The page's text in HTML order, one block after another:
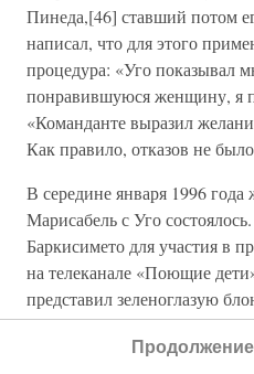
Пинеда,[46] ставший потом
написал, что для этого
процедура: «Уго показывал
понравившуюся женщину, я
«Команданте выразил
Как правило, отказов не
В середине января 1996 года
Марисабель с Уго
Баркисимето для участия в
на телеканале «Поющие
представил зеленоглазую
протянула ему руку: